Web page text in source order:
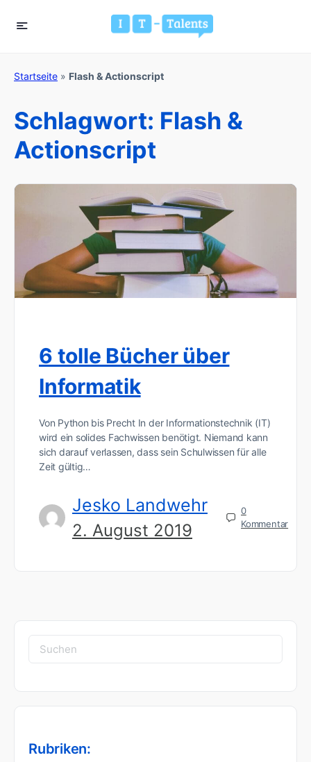
Startseite » Flash & Actionscript
Schlagwort: Flash &
Actionscript
6 tolle Bücher über
Informatik
Von Python bis Precht In der Informationstechnik (IT)
wird ein solides Fachwissen benötigt. Niemand kann
sich darauf verlassen, dass sein Schulwissen für alle
Zeit gültig…
Jesko Landwehr
2. August 2019
0
Kommentar
Suchen
nach:
Rubriken: